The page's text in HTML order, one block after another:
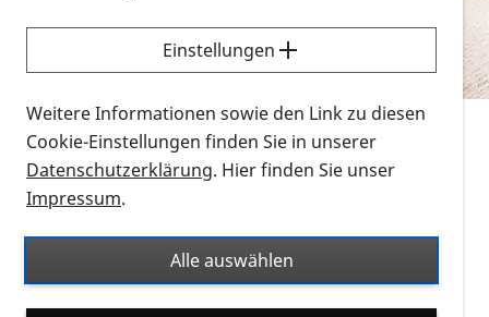
Sie möchten wissen, wie Sie nach Infonmaterial
suchen und dieses bestellen bzw. herunterladen
können? Schauen Sie sich dieErklärvideos zum
Thema Infomaterial auf der PRO RETINA-Website
für blinde und sehbehinderte Menschen an.
Auf dieser Seite finden Sie sämtliches Infomaterial
Ort. Nutzen Sie den Formatfilter, um ausschließlich
nach Flyern und Broschüren, Audios oder Videos zu
suchen. Die meisten Flyer und Broschüren werden in
Einstellungen
Weitere Informationen sowie den Link zu diesen
Cookie-Einstellungen finden Sie in unserer
Datenschutzerklärung. Hier finden Sie unser
Impressum.
Alle auswählen